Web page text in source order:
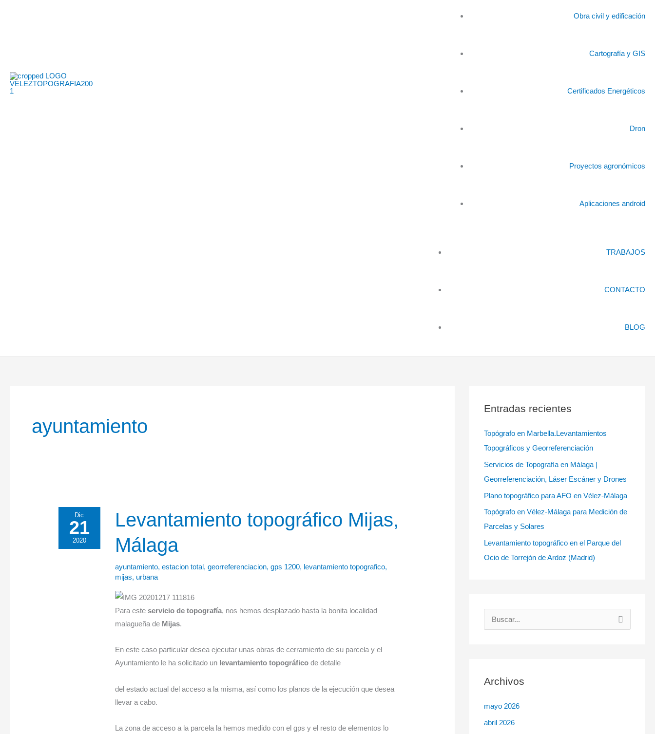
Obra civil y edificación
Cartografía y GIS
Certificados Energéticos
Dron
Proyectos agronómicos
Aplicaciones android
TRABAJOS
CONTACTO
BLOG
ayuntamiento
Dic
21
2020
Levantamiento topográfico Mijas,
Málaga
ayuntamiento, estacion total, georreferenciacion, gps 1200, levantamiento topografico,
mijas, urbana
Para este servicio de topografía, nos hemos desplazado hasta la bonita localidad
malagueña de Mijas.
En este caso particular desea ejecutar unas obras de cerramiento de su parcela y el
Ayuntamiento le ha solicitado unlevantamiento topográfico de detalle
del estado actual del acceso a la misma, así como los planos de la ejecución que desea
llevar a cabo.
La zona de acceso a la parcela la hemos medido con el gps y el resto de elementos lo
Levantamiento
topográfico
Mijas,
Málaga
Entradas recientes
Topógrafo en Marbella.Levantamientos
Topográficos y Georreferenciación
Servicios de Topografía en Málaga |
Georreferenciación, Láser Escáner y Drones
Plano topográfico para AFO en Vélez-Málaga
Topógrafo en Vélez-Málaga para Medición de
Parcelas y Solares
Levantamiento topográfico en el Parque del
Ocio de Torrejón de Ardoz (Madrid)
a
p
o
Archivos
mayo 2026
abril 2026